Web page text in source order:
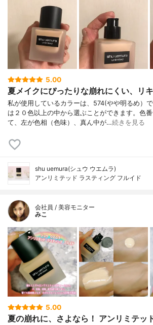
5.00
夏メイクにぴったりな崩れにくい、リ
私が使用しているカラーは、574(やや明るめ）
は２０色以上の中から選ぶことができます。色
て、左が色相（色味）、真ん中が…続きを見る
shu uemura(シュウ ウエムラ)
アンリミテッド ラスティング フルイド
会社員 / 美容モニター
みこ
5.00
夏の崩れに、さよなら！ アンリミテッ